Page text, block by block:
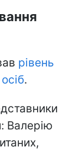
рівень
.
Валерію